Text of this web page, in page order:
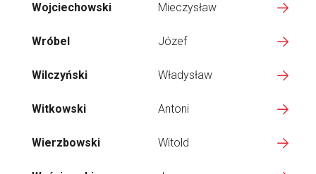
Wojciechowski Mieczysław
Wróbel Józef
Wilczyński Władysław
Witkowski Antoni
Wierzbowski Witold